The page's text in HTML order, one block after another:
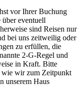
vor Ihrer Buchung
eventuell
sind Reisen nur
bei uns zeitweilig oder
zu erfüllen, die
2-G-Regel und
in Kraft. Bitte
wie wir zum Zeitpunkt
unserem Haus